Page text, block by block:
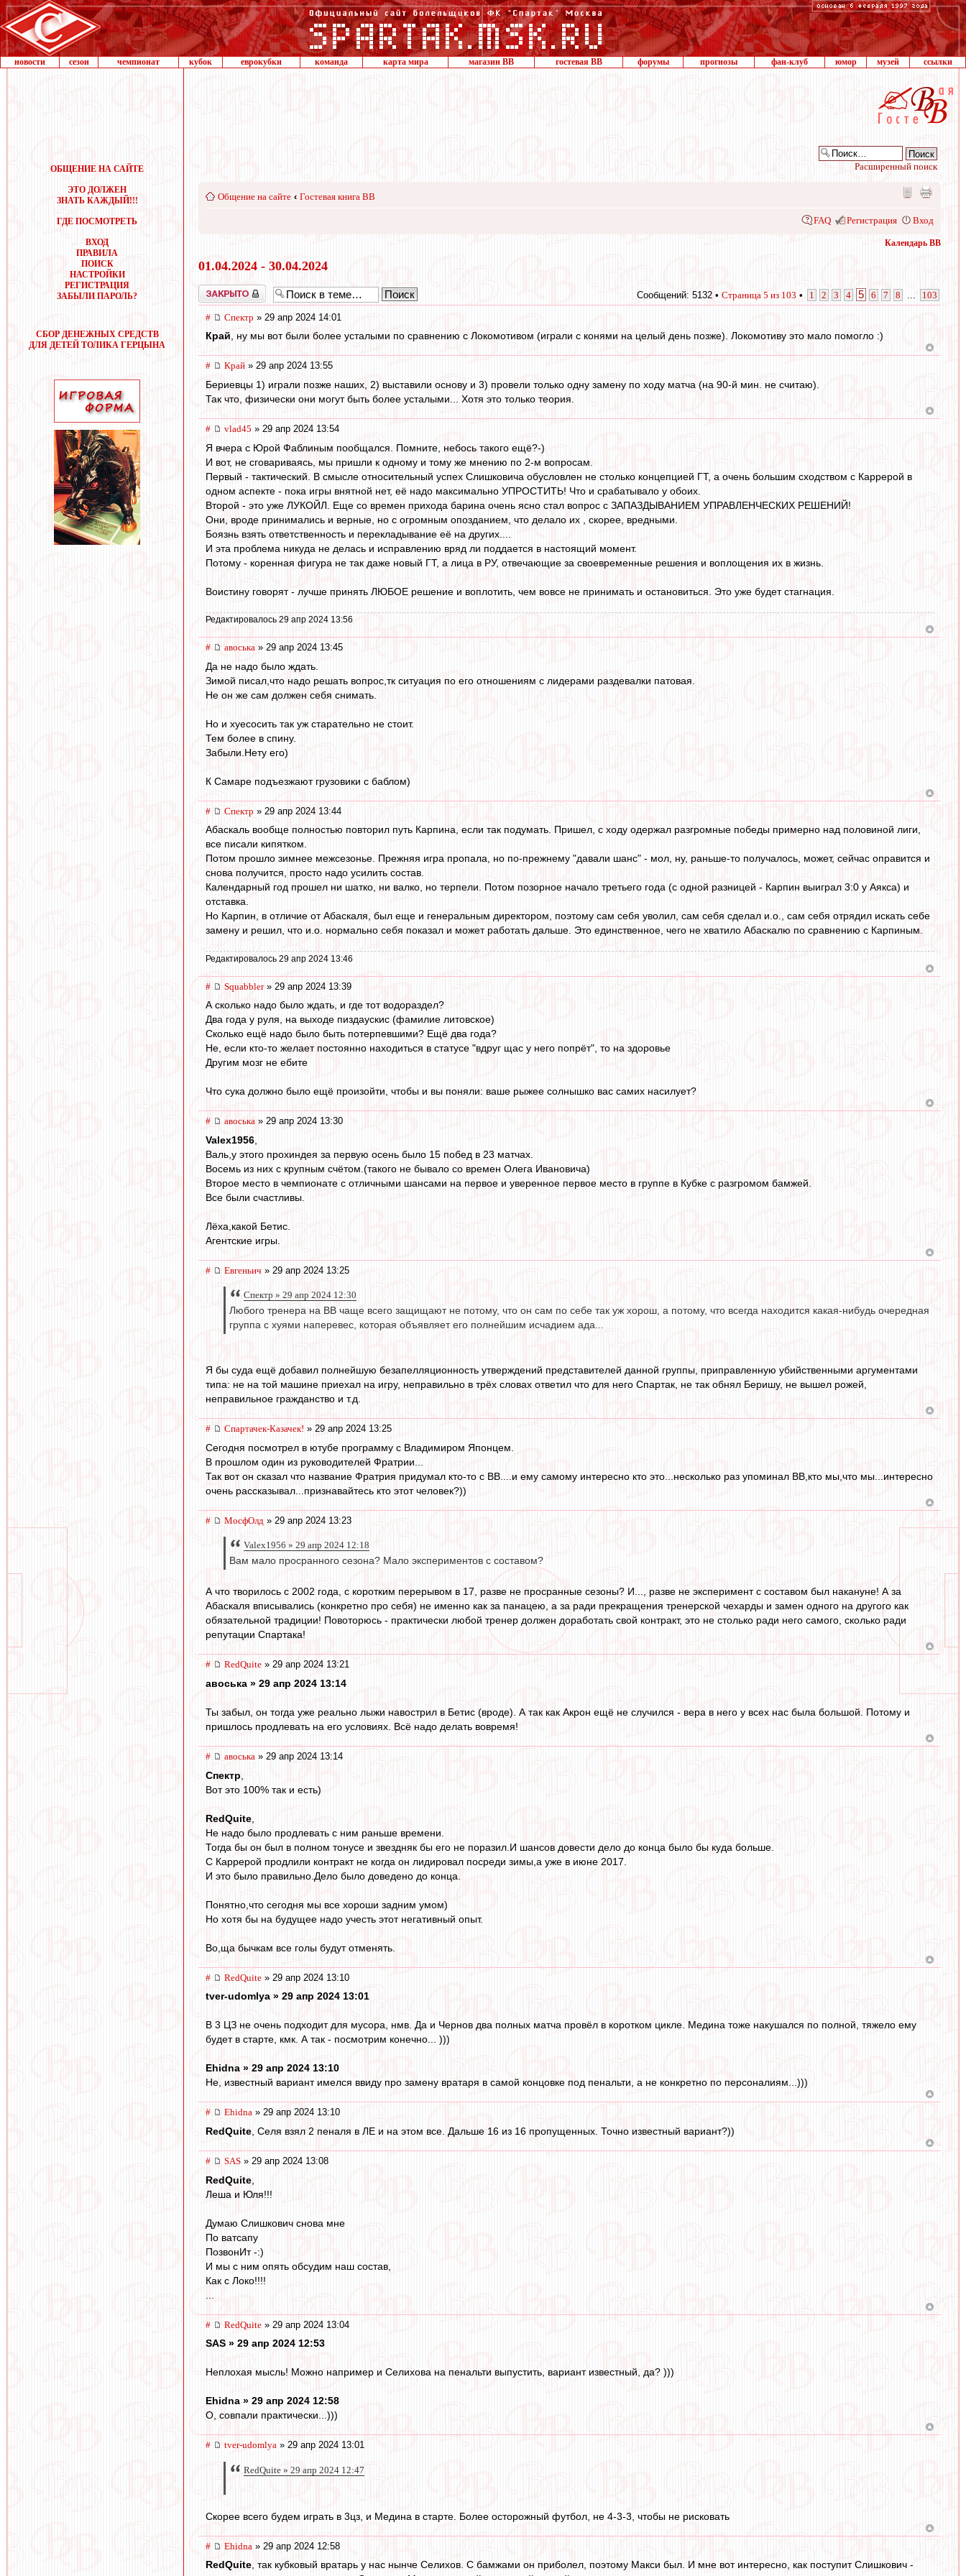
новости сезон чемпионат кубок еврокубки команда карта мира магазин ВВ гостевая ВВ форумы прогнозы фан-клуб юмор музей ссылки
ОБЩЕНИЕ НА САЙТЕ
ЭТО ДОЛЖЕН
ЗНАТЬ КАЖДЫЙ!!!
ГДЕ ПОСМОТРЕТЬ
ВХОД
ПРАВИЛА
ПОИСК
НАСТРОЙКИ
РЕГИСТРАЦИЯ
ЗАБЫЛИ ПАРОЛЬ?
СБОР ДЕНЕЖНЫХ СРЕДСТВ
ДЛЯ ДЕТЕЙ ТОЛИКА ГЕРЦЫНА
Расширенный поиск
Общение на сайте ‹ Гостевая книга ВВ
FAQ Регистрация Вход
Календарь ВВ
01.04.2024 - 30.04.2024
Закрыто Сообщений: 5132 • Страница 5 из 103 • 1 2 3 4 5 6 7 8 103
# Спектр » 29 апр 2024 14:01
Край, ну мы вот были более усталыми по сравнению с Локомотивом (играли с конями на целый день позже). Локомотиву это мало помогло :)
# Край » 29 апр 2024 13:55
Бериевцы 1) играли позже наших, 2) выставили основу и 3) провели только одну замену по ходу матча (на 90-й мин. не считаю).
Так что, физически они могут быть более усталыми... Хотя это только теория.
# vlad45 » 29 апр 2024 13:54
Я вчера с Юрой Фаблиным пообщался. Помните, небось такого ещё?-)
И вот, не сговариваясь, мы пришли к одному и тому же мнению по 2-м вопросам.
Первый - тактический. В смысле относительный успех Слишковича обусловлен не столько концепцией ГТ, а очень большим сходством с Каррерой в
одном аспекте - пока игры внятной нет, её надо максимально УПРОСТИТЬ! Что и срабатывало у обоих.
Второй - это уже ЛУКОЙЛ. Еще со времен прихода барина очень ясно стал вопрос с ЗАПАЗДЫВАНИЕМ УПРАВЛЕНЧЕСКИХ РЕШЕНИЙ!
Они, вроде принимались и верные, но с огромным опозданием, что делало их , скорее, вредными.
Боязнь взять ответственность и перекладывание её на других....
И эта проблема никуда не делась и исправлению вряд ли поддается в настоящий момент.
Потому - коренная фигура не так даже новый ГТ, а лица в РУ, отвечающие за своевременные решения и воплощения их в жизнь.
Воистину говорят - лучше принять ЛЮБОЕ решение и воплотить, чем вовсе не принимать и остановиться. Это уже будет стагнация.
Редактировалось 29 апр 2024 13:56
# авоська » 29 апр 2024 13:45
Да не надо было ждать.
Зимой писал,что надо решать вопрос,тк ситуация по его отношениям с лидерами раздевалки патовая.
Не он же сам должен себя снимать.
Но и хуесосить так уж старательно не стоит.
Тем более в спину.
Забыли.Нету его)
К Самаре подъезжают грузовики с баблом)
# Спектр » 29 апр 2024 13:44
Абаскаль вообще полностью повторил путь Карпина, если так подумать. Пришел, с ходу одержал разгромные победы примерно над половиной лиги,
все писали кипятком.
Потом прошло зимнее межсезонье. Прежняя игра пропала, но по-прежнему "давали шанс" - мол, ну, раньше-то получалось, может, сейчас оправится и
снова получится, просто надо усилить состав.
Календарный год прошел ни шатко, ни валко, но терпели. Потом позорное начало третьего года (с одной разницей - Карпин выиграл 3:0 у Аякса) и
отставка.
Но Карпин, в отличие от Абаскаля, был еще и генеральным директором, поэтому сам себя уволил, сам себя сделал и.о., сам себя отрядил искать себе
замену и решил, что и.о. нормально себя показал и может работать дальше. Это единственное, чего не хватило Абаскалю по сравнению с Карпиным.
Редактировалось 29 апр 2024 13:46
# Squabbler» 29 апр 2024 13:39
А сколько надо было ждать, и где тот водораздел?
Два года у руля, на выходе пиздаускис (фамилие литовское)
Сколько ещё надо было быть потерпевшими? Ещё два года?
Не, если кто-то желает постоянно находиться в статусе "вдруг щас у него попрёт", то на здоровье
Другим мозг не ебите
Что сука должно было ещё произойти, чтобы и вы поняли: ваше рыжее солнышко вас самих насилует?
# авоська » 29 апр 2024 13:30
Valex1956
Валь,у этого прохиндея за первую осень было 15 побед в 23 матчах.
Восемь из них с крупным счётом.(такого не бывало со времен Олега Ивановича)
Второе место в чемпионате с отличными шансами на первое и уверенное первое место в группе в Кубке с разгромом бамжей.
Все были счастливы.
Лёха,какой Бетис.
Агентские игры.
# Евгеньич » 29 апр 2024 13:25
Спектр » 29 апр 2024 12:30
Любого тренера на ВВ чаще всего защищают не потому, что он сам по себе так уж хорош, а потому, что всегда находится какая-нибудь очередная
группа с хуями наперевес, которая объявляет его полнейшим исчадием ада...
Я бы суда ещё добавил полнейшую безапелляционность утверждений представителей данной группы, приправленную убийственными аргументами
типа: не на той машине приехал на игру, неправильно в трёх словах ответил что для него Спартак, не так обнял Беришу, не вышел рожей,
неправильное гражданство и т.д.
# Спартачек-Казачек! » 29 апр 2024 13:25
Сегодня посмотрел в ютубе программу с Владимиром Японцем.
В прошлом один из руководителей Фратрии...
Так вот он сказал что название Фратрия придумал кто-то с ВВ....и ему самому интересно кто это...несколько раз упоминал ВВ,кто мы,что мы...интересно
очень рассказывал...признавайтесь кто этот человек?))
# МосфОлд » 29 апр 2024 13:23
Valex1956 » 29 апр 2024 12:18
Вам мало просранного сезона? Мало экспериментов с составом?
А что творилось с 2002 года, с коротким перерывом в 17, разве не просранные сезоны? И..., разве не эксперимент с составом был накануне! А за
Абаскаля вписывались (конкретно про себя) не именно как за панацею, а за ради прекращения тренерской чехарды и замен одного на другого как
обязательной традиции! Повоторюсь - практически любой тренер должен доработать свой контракт, это не столько ради него самого, сколько ради
репутации Спартака!
# RedQuite » 29 апр 2024 13:21
авоська » 29 апр 2024 13:14
Ты забыл, он тогда уже реально лыжи навострил в Бетис (вроде). А так как Акрон ещё не случился - вера в него у всех нас была большой. Потому и
пришлось продлевать на его условиях. Всё надо делать вовремя!
# авоська » 29 апр 2024 13:14
Спектр
Вот это 100% так и есть)
RedQuite
Не надо было продлевать с ним раньше времени.
Тогда бы он был в полном тонусе и звездняк бы его не поразил.И шансов довести дело до конца было бы куда больше.
С Каррерой продлили контракт не когда он лидировал посреди зимы,а уже в июне 2017.
И это было правильно.Дело было доведено до конца.
Понятно,что сегодня мы все хороши задним умом)
Но хотя бы на будущее надо учесть этот негативный опыт.
Во,ща бычкам все голы будут отменять.
# RedQuite » 29 апр 2024 13:10
tver-udomlya » 29 апр 2024 13:01
В 3 ЦЗ не очень подходит для мусора, нмв. Да и Чернов два полных матча провёл в коротком цикле. Медина тоже накушался по полной, тяжело ему
будет в старте, кмк. А так - посмотрим конечно... )))
Ehidna » 29 апр 2024 13:10
Не, известный вариант имелся ввиду про замену вратаря в самой концовке под пенальти, а не конкретно по персоналиям...)))
# Ehidna » 29 апр 2024 13:10
RedQuite , Селя взял 2 пеналя в ЛЕ и на этом все. Дальше 16 из 16 пропущенных. Точно известный вариант?))
# SAS » 29 апр 2024 13:08
RedQuite
Леша и Юля!!!
Думаю Слишкович снова мне
По ватсапу
ПозвонИт -:)
И мы с ним опять обсудим наш состав,
Как с Локо!!!!
# RedQuite » 29 апр 2024 13:04
SAS » 29 апр 2024 12:53
Неплохая мысль! Можно например и Селихова на пенальти выпустить, вариант известный, да? )))
Ehidna » 29 апр 2024 12:58
О, совпали практически...)))
# tver-udomlya » 29 апр 2024 13:01
RedQuite » 29 апр 2024 12:47
Скорее всего будем играть в 3цз, и Медина в старте. Более осторожный футбол, не 4-3-3, чтобы не рисковать
# Ehidna » 29 апр 2024 12:58
RedQuite, так кубковый вратарь у нас нынче Селихов. С бамжами он приболел, поэтому Макси был. И мне вот интересно, как поступит Слишкович -